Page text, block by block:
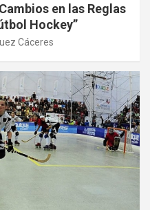
en las Reglas
Hockey”
Cáceres